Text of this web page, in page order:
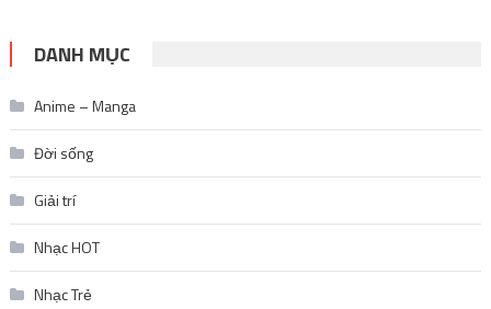
DANH MỤC
Anime – Manga
Đời sống
Giải trí
Nhạc HOT
Nhạc Trẻ